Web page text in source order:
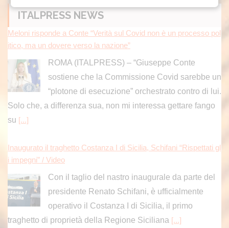
ITALPRESS NEWS
Meloni risponde a Conte “Verità sul Covid non è un processo pol
itico, ma un dovere verso la nazione”
ROMA (ITALPRESS) – “Giuseppe Conte
sostiene che la Commissione Covid sarebbe un
“plotone di esecuzione” orchestrato contro di lui.
Solo che, a differenza sua, non mi interessa gettare fango
su [...]
Inaugurato il traghetto Costanza I di Sicilia, Schifani “Rispettati gl
i impegni” / Video
Con il taglio del nastro inaugurale da parte del
presidente Renato Schifani, è ufficialmente
operativo il Costanza I di Sicilia, il primo
traghetto di proprietà della Regione Siciliana [...]